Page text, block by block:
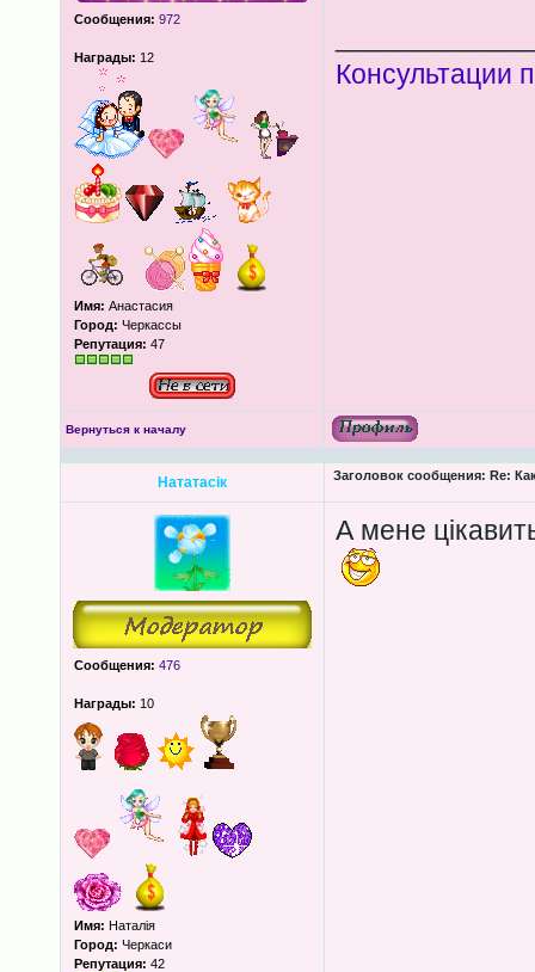
Сообщения: 972
Награды: 12
Имя: Анастасия
Город: Черкассы
Репутация: 47
Консультации
Вернуться к началу
Нататасік Заголовок сообщения: Re:
Сообщения: 476
Награды: 10
Имя: Наталія
Город: Черкаси
Репутация: 42
А мене